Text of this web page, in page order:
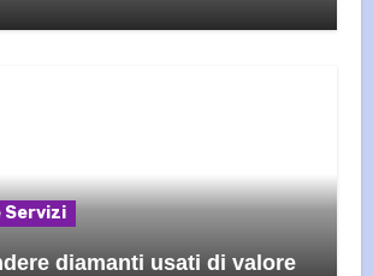
Servizi
diamanti usati di valore